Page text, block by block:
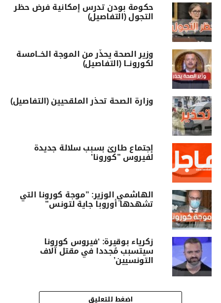
حكومة بودن تدرس إمكانية فرض حظر
التجول (التفاصيل)
وزير الصحة يحذّر من الموجة الخــامسة
لكورونــا (التفاصيل)
وزارة الصحة تحذر الملقحيين (التفاصيل)
إجتماع طارئ بسبب سلالة جديدة
لفيروس ”كورونا’
الهاشمي الوزير: ”موجة كورونا التي
تشهدها أوروبا جاية لتونس”
زكرياء بوقيرة: ‘فيروس كورونا
سيتسبب مُجددا في مقتل آلاف
التونسيين’
اضغط للتعليق